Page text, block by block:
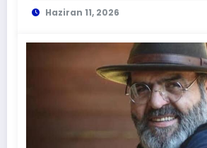
Haziran 11, 2026